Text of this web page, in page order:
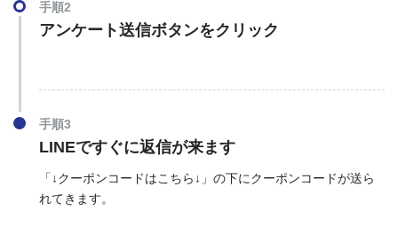
手順2
アンケート送信ボタンをクリック
手順3
LINEですぐに返信が来ます
「↓クーポンコードはこちら↓」の下にクーポンコードが送ら
れてきます。